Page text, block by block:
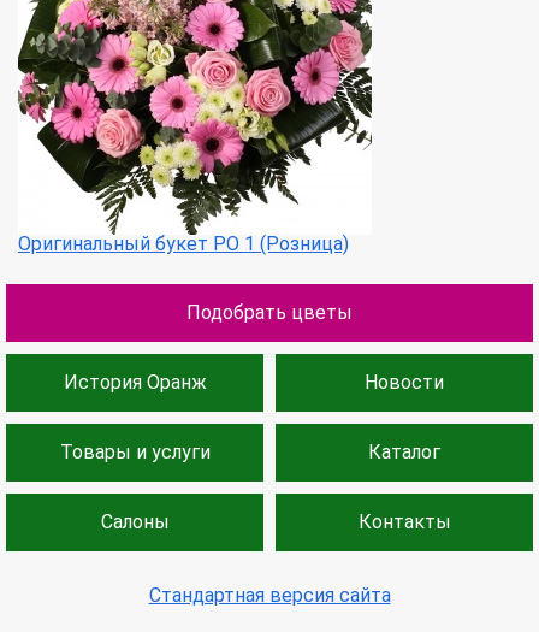
Оригинальный букет РО 1 (Розница)
Подобрать цветы
История Оранж Новости
Товары и услуги Каталог
Салоны Контакты
Стандартная версия сайта